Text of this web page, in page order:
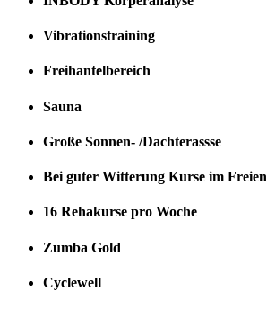
Vibrationstraining
Freihantelbereich
Sauna
Große Sonnen- /Dachterassse
Bei guter Witterung Kurse im Freien
16 Rehakurse pro Woche
Zumba Gold
Cyclewell